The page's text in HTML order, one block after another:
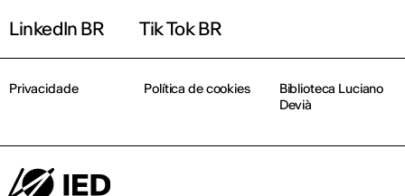
LinkedIn BR
Tik Tok BR
Privacidade Política de cookies
Biblioteca Luciano
Devià